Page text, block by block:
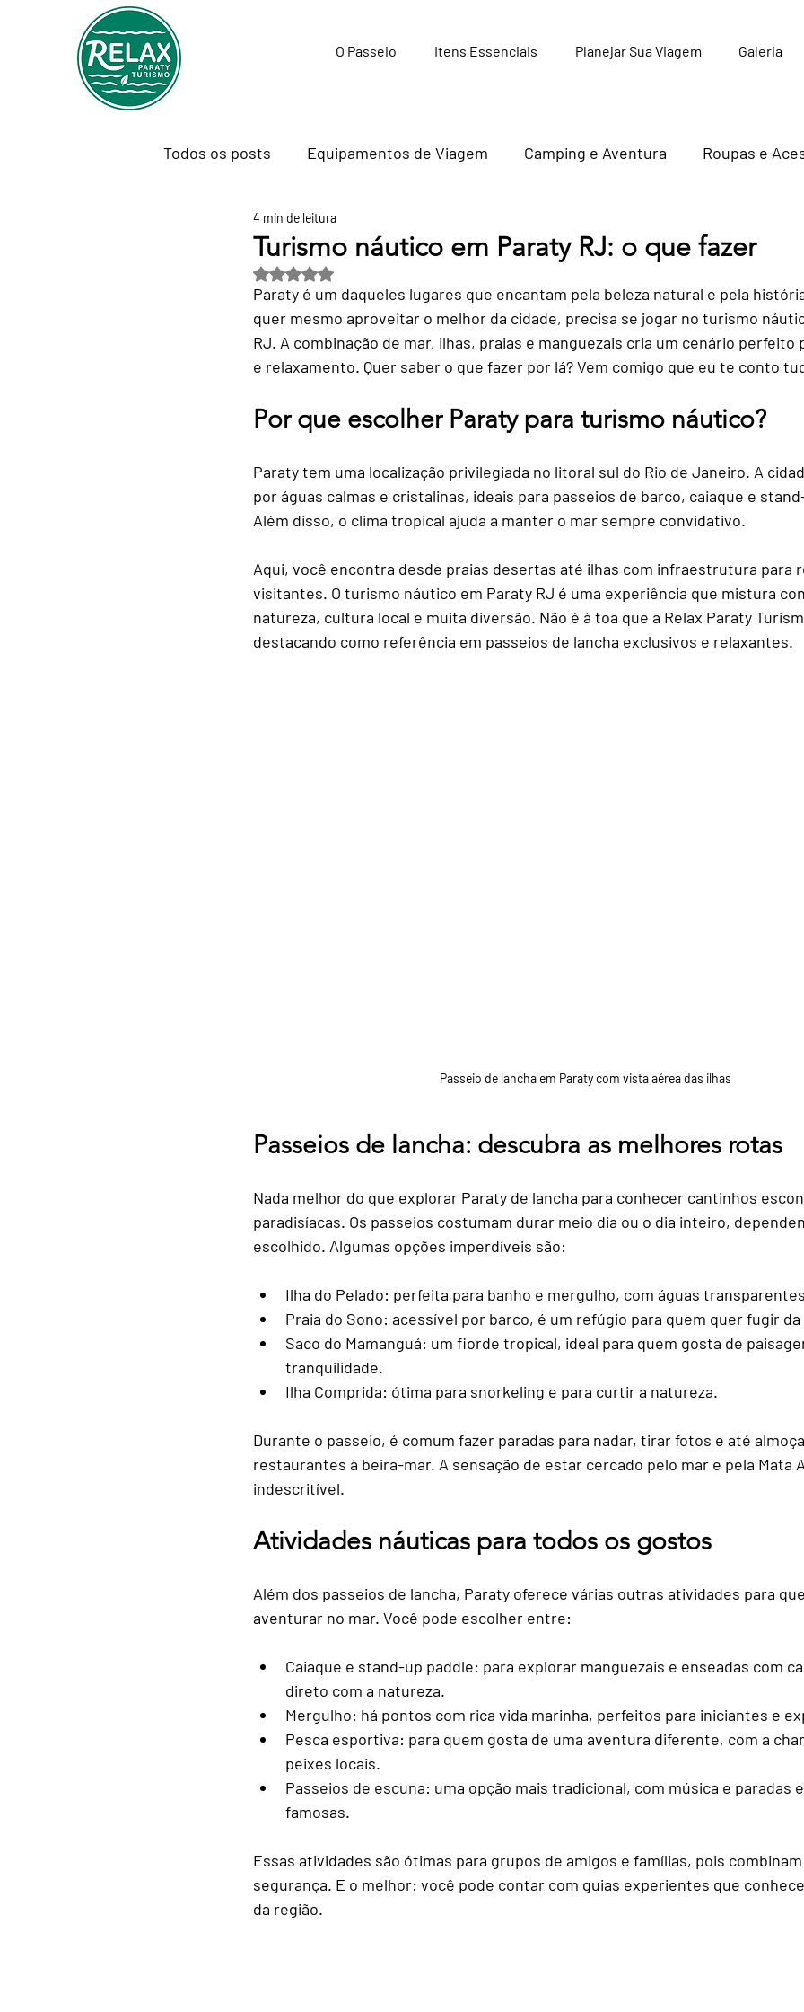
O Passeio Itens Essenciais Planejar Sua Viagem Galeria
Todos os posts Equipamentos de Viagem Camping e Aventura Roupas e
Tecnologia para Viajantes
Passeios e Experiências Cuidados Pessoais e Saúde em Viagen
Trabalho Remoto & Nomadismo Digital Cultura e História de Paraty
Gastronomia Local e Restaurantes Roteiros Personalizados
Esportes e Atividades na Natureza Fotografia de Viagem Bem-Estar em
Sustentabilidade e Turismo Conscien
Turismo náutico em Paraty RJ: o que fazer
4 min de leitura
Avaliado com NaN de 5 estrelas.
Paraty é um daqueles lugares que encantam pela beleza natural e pela
quer mesmo aproveitar o melhor da cidade, precisa se jogar no turismo
RJ. A combinação de mar, ilhas, praias e manguezais cria um cenário
e relaxamento. Quer saber o que fazer por lá? Vem comigo que eu te conto
Por que escolher Paraty para turismo náutico?
Paraty tem uma localização privilegiada no litoral sul do Rio de Janeiro. A
por águas calmas e cristalinas, ideais para passeios de barco, caiaque e
Além disso, o clima tropical ajuda a manter o mar sempre convidativo.
Aqui, você encontra desde praias desertas até ilhas com infraestrutura para
visitantes. O turismo náutico em Paraty RJ é uma experiência que mistura
natureza, cultura local e muita diversão. Não é à toa que a Relax Paraty
destacando como referência em passeios de lancha exclusivos e relaxantes.
Passeio de lancha em Paraty com vista aérea das ilhas
Passeios de lancha: descubra as melhores rotas
Nada melhor do que explorar Paraty de lancha para conhecer cantinhos
paradisíacas. Os passeios costumam durar meio dia ou o dia inteiro,
escolhido. Algumas opções imperdíveis são:
Ilha do Pelado: perfeita para banho e mergulho, com águas
Praia do Sono: acessível por barco, é um refúgio para quem quer fugir
Saco do Mamanguá: um fiorde tropical, ideal para quem gosta de
tranquilidade.
Ilha Comprida: ótima para snorkeling e para curtir a natureza.
Durante o passeio, é comum fazer paradas para nadar, tirar fotos e até
restaurantes à beira-mar. A sensação de estar cercado pelo mar e pela Mata
indescritível.
Atividades náuticas para todos os gostos
Além dos passeios de lancha, Paraty oferece várias outras atividades para
aventurar no mar. Você pode escolher entre:
Caiaque e stand-up paddle: para explorar manguezais e enseadas com
direto com a natureza.
Mergulho: há pontos com rica vida marinha, perfeitos para iniciantes e
Pesca esportiva: para quem gosta de uma aventura diferente, com a
peixes locais.
Passeios de escuna: uma opção mais tradicional, com música e paradas
famosas.
Essas atividades são ótimas para grupos de amigos e famílias, pois
segurança. E o melhor: você pode contar com guias experientes que
da região.